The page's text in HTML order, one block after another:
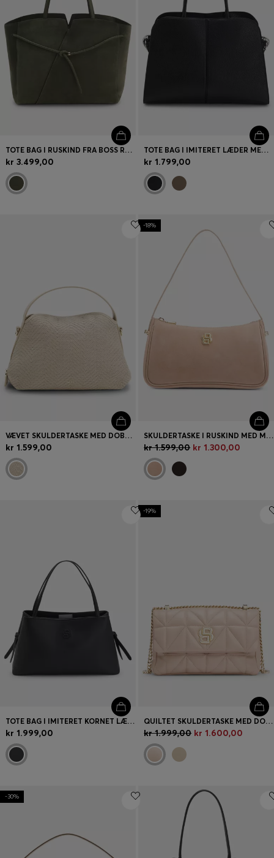
TOTE BAG I RUSKIND FRA BOSS REVERS MED FLETTET BÆLTE
kr 3.499,00
TOTE BAG I IMITERET LÆDER MED PRÆGET LOGO
kr 1.799,00
VÆVET SKULDERTASKE MED DOBBELT B-MONOGRAM
kr 1.599,00
-18%
SKULDERTASKE I RUSKIND MED METALLISK DOUBLE B-MONOGRAM
kr 1.599,00 kr 1.300,00
TOTE BAG I IMITERET KORNET LÆDER MED DOBBELT B-MONOGRAM
kr 1.999,00
-19%
QUILTET SKULDERTASKE MED DOBBELT B-MONOGRAM
kr 1.999,00 kr 1.600,00
-30%